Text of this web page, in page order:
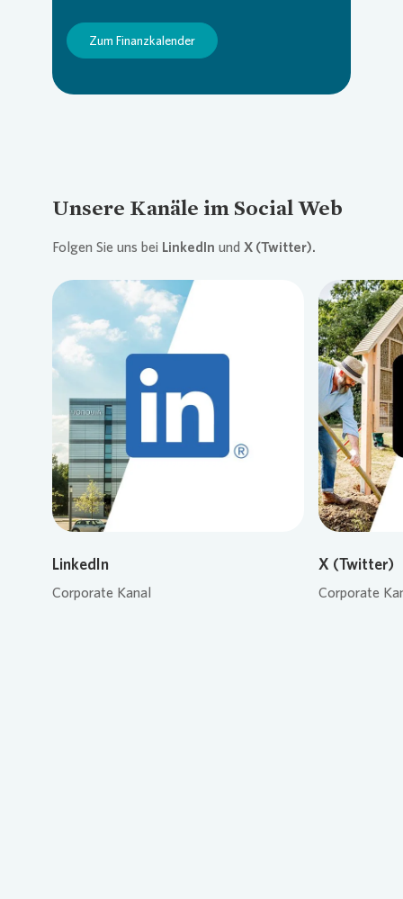
Zum Finanzkalender
Unsere Kanäle im Social Web
Folgen Sie uns bei LinkedIn und X (Twitter).
Loading...
LinkedIn
Corporate Kanal
X (Twitter)
Corporate